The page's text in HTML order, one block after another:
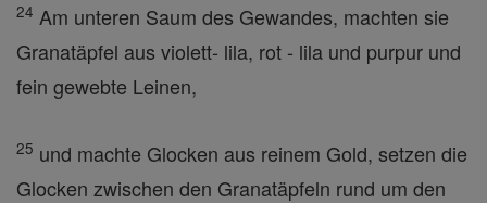
24 Am unteren Saum des Gewandes, machten sie
Granatäpfel aus violett- lila, rot - lila und purpur und
fein gewebte Leinen,
25 und machte Glocken aus reinem Gold, setzen die
Glocken zwischen den Granatäpfeln rund um den